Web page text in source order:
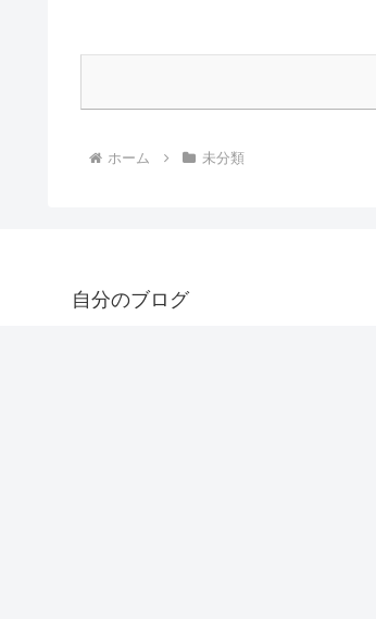
ホーム 未分類
自分のブログ